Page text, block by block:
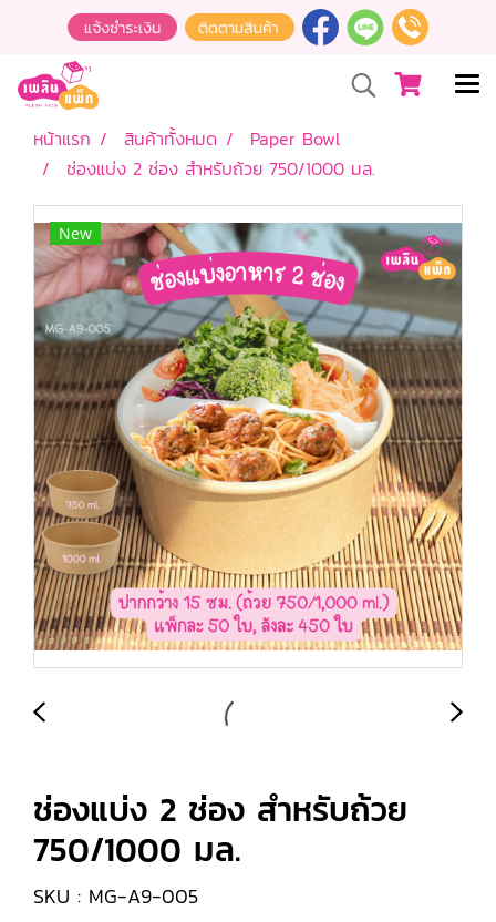
หน้าแรก สินค้าทั้งหมด
Paper Bowl
ช่องแบ่ง 2 ช่อง สำหรับถ้วย 750/1000 มล.
New
ช่องแบ่ง 2 ช่อง สำหรับถ้วย
750/1000 มล.
SKU : MG-A9-005